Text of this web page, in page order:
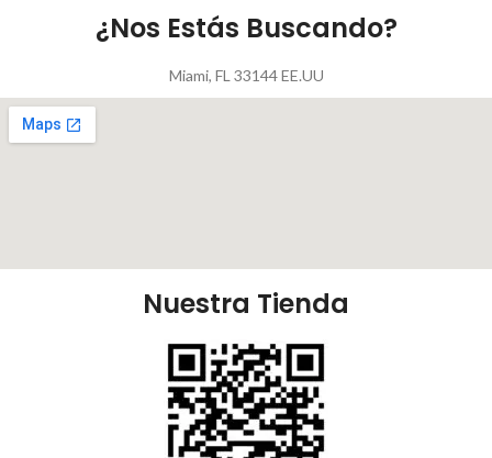
¿Nos Estás Buscando?
Miami, FL 33144 EE.UU
Nuestra Tienda